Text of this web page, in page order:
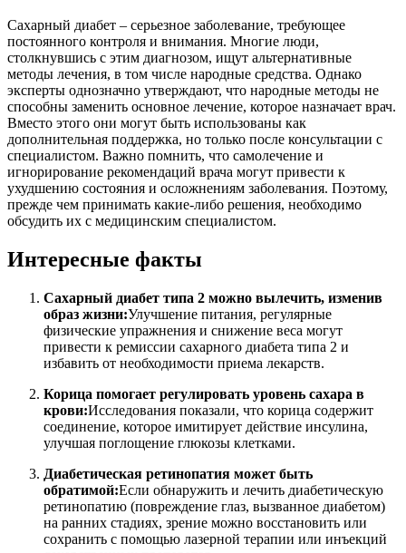
Сахарный диабет – серьезное заболевание, требующее
постоянного контроля и внимания. Многие люди,
столкнувшись с этим диагнозом, ищут альтернативные
методы лечения, в том числе народные средства. Однако
эксперты однозначно утверждают, что народные методы не
способны заменить основное лечение, которое назначает врач.
Вместо этого они могут быть использованы как
дополнительная поддержка, но только после консультации с
специалистом. Важно помнить, что самолечение и
игнорирование рекомендаций врача могут привести к
ухудшению состояния и осложнениям заболевания. Поэтому,
прежде чем принимать какие-либо решения, необходимо
обсудить их с медицинским специалистом.
Интересные факты
Сахарный диабет типа 2 можно вылечить, изменив
образ жизни:Улучшение питания, регулярные
физические упражнения и снижение веса могут
привести к ремиссии сахарного диабета типа 2 и
избавить от необходимости приема лекарств.
Корица помогает регулировать уровень сахара в
крови:Исследования показали, что корица содержит
соединение, которое имитирует действие инсулина,
улучшая поглощение глюкозы клетками.
Диабетическая ретинопатия может быть
обратимой:Если обнаружить и лечить диабетическую
ретинопатию (повреждение глаз, вызванное диабетом)
на ранних стадиях, зрение можно восстановить или
сохранить с помощью лазерной терапии или инъекций